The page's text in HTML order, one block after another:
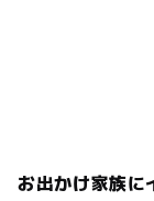
お出かけ家族に